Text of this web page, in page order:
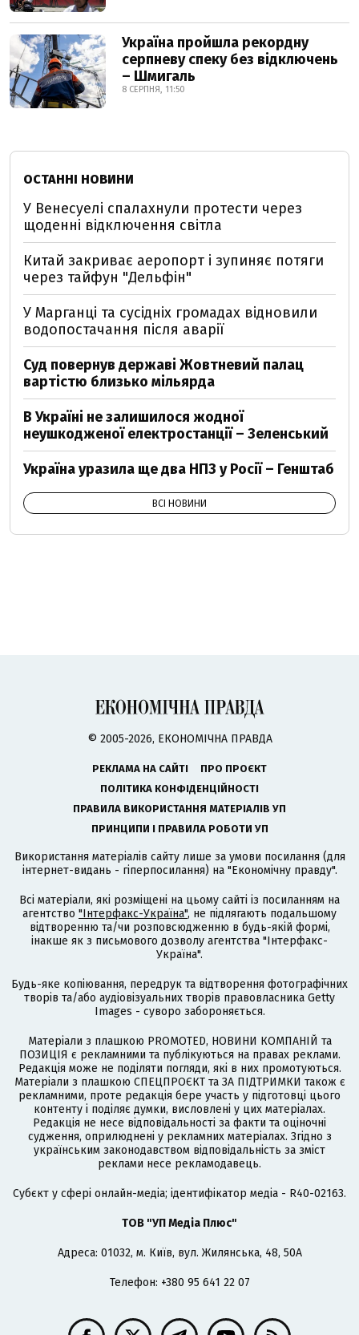
Україна пройшла рекордну
серпневу спеку без відключень
– Шмигаль
8 СЕРПНЯ, 11:50
ОСТАННІ НОВИНИ
У Венесуелі спалахнули протести через
щоденні відключення світла
Китай закриває аеропорт і зупиняє потяги
через тайфун "Дельфін"
У Марганці та сусідніх громадах відновили
водопостачання після аварії
Суд повернув державі Жовтневий палац
вартістю близько мільярда
В Україні не залишилося жодної
неушкодженої електростанції – Зеленський
Україна уразила ще два НПЗ у Росії – Генштаб
ВСІ НОВИНИ
© 2005-2026, ЕКОНОМІЧНА ПРАВДА
РЕКЛАМА НА САЙТІ
ПРО ПРОЄКТ
ПОЛІТИКА КОНФІДЕНЦІЙНОСТІ
ПРАВИЛА ВИКОРИСТАННЯ МАТЕРІАЛІВ УП
ПРИНЦИПИ І ПРАВИЛА РОБОТИ УП
Використання матеріалів сайту лише за умови посилання (для
інтернет-видань - гіперпосилання) на "Економічну правду".
Всі матеріали, які розміщені на цьому сайті із посиланням на
агентство "Інтерфакс-Україна", не підлягають подальшому
відтворенню та/чи розповсюдженню в будь-якій формі,
інакше як з письмового дозволу агентства "Інтерфакс-
Україна".
Будь-яке копіювання, передрук та відтворення фотографічних
творів та/або аудіовізуальних творів правовласника Getty
Images - суворо забороняється.
Матеріали з плашкою PROMOTED, НОВИНИ КОМПАНІЙ та
ПОЗИЦІЯ є рекламними та публікуються на правах реклами.
Редакція може не поділяти погляди, які в них промотуються.
Матеріали з плашкою СПЕЦПРОЄКТ та ЗА ПІДТРИМКИ також є
рекламними, проте редакція бере участь у підготовці цього
контенту і поділяє думки, висловлені у цих матеріалах.
Редакція не несе відповідальності за факти та оціночні
судження, оприлюднені у рекламних матеріалах. Згідно з
українським законодавством відповідальність за зміст
реклами несе рекламодавець.
Cубєкт у сфері онлайн-медіа; ідентифікатор медіа - R40-02163.
ТОВ "УП Медіа Плюс"
Адреса: 01032, м. Київ, вул. Жилянська, 48, 50А
Телефон: +380 95 641 22 07